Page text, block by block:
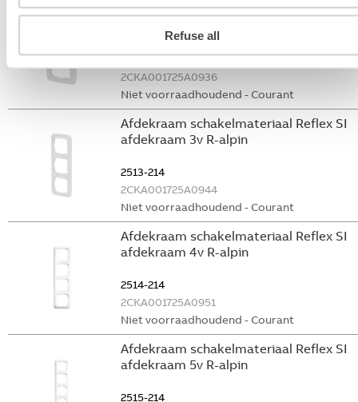
Refuse all
Afdekraam schakelmateriaal Reflex SI
2512-214
2CKA001725A0936
Niet voorraadhoudend - Courant
Afdekraam schakelmateriaal Reflex SI
afdekraam 3v R-alpin
2513-214
2CKA001725A0944
Niet voorraadhoudend - Courant
Afdekraam schakelmateriaal Reflex SI
afdekraam 4v R-alpin
2514-214
2CKA001725A0951
Niet voorraadhoudend - Courant
Afdekraam schakelmateriaal Reflex SI
afdekraam 5v R-alpin
2515-214